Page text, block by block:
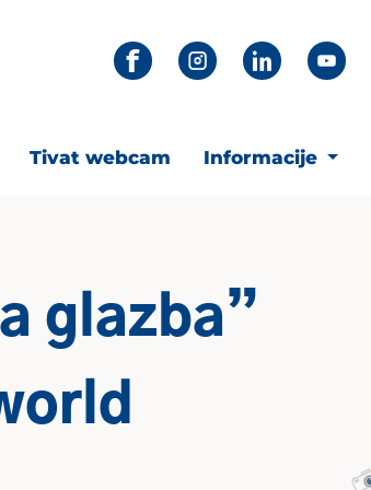
Tivat webcam Informacije
glazba”